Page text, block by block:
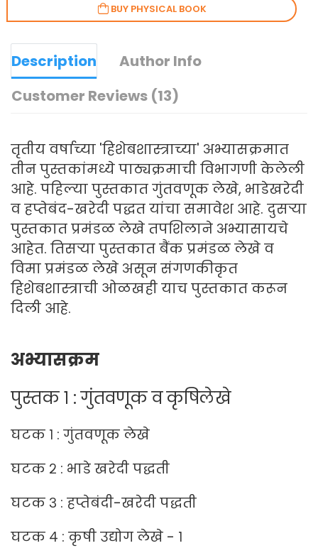
BUY PHYSICAL BOOK
Description
Author Info
Customer Reviews (13)
तृतीय वर्षाच्या 'हिशेबशास्त्राच्या' अभ्यासक्रमात
तीन पुस्तकांमध्ये पाठ्यक्रमाची विभागणी केलेली
आहे. पहिल्या पुस्तकात गुंतवणूक लेखे, भाडेखरेदी
व हप्तेबंद-खरेदी पद्धत यांचा समावेश आहे. दुसऱ्या
पुस्तकात प्रमंडळ लेखे तपशिलाने अभ्यासायचे
आहेत. तिसऱ्या पुस्तकात बैंक प्रमंडळ लेखे व
विमा प्रमंडळ लेखे असून संगणकीकृत
हिशेबशास्त्राची ओळखही याच पुस्तकात करून
दिली आहे.
अभ्यासक्रम
पुस्तक १ : गुंतवणूक व कृषिलेखे
घटक १ : गुंतवणूक लेखे
घटक २ : भाडे खरेदी पद्धती
घटक ३ : हप्तेबंदी-खरेदी पद्धती
घटक ४ : कृषी उद्योग लेखे - १